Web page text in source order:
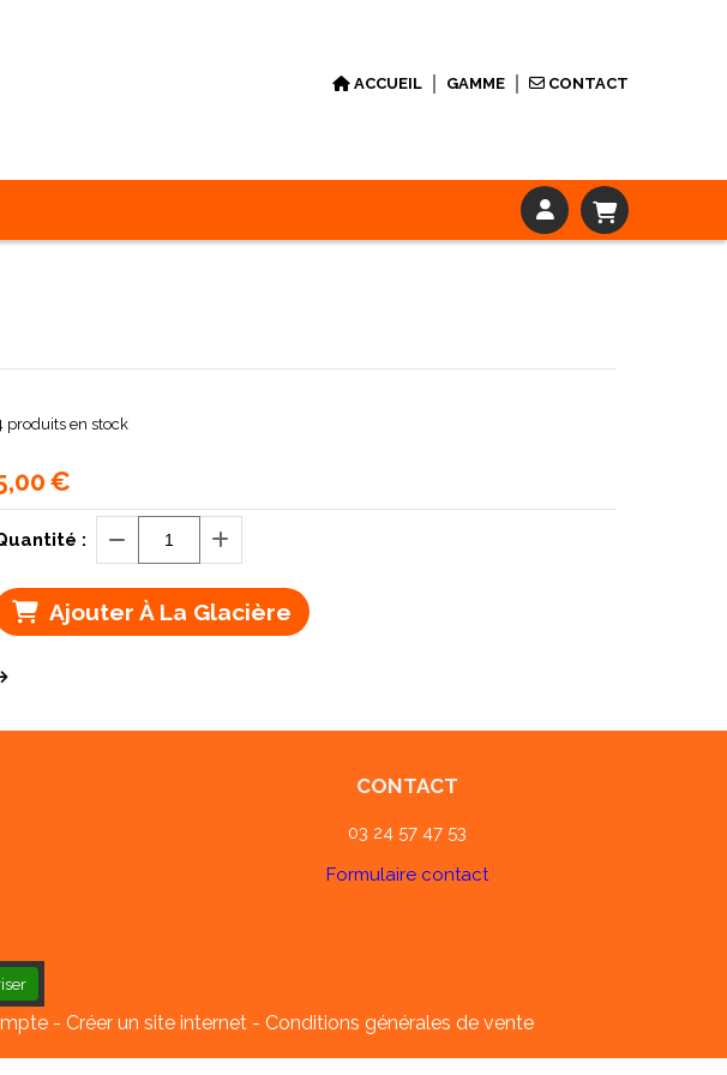
ACCUEIL GAMME CONTACT
€
produits en stock
:
Ajouter À La Glacière
CONTACT
03 24 57 47 53
Formulaire contact
Créer un site internet Conditions générales de vente